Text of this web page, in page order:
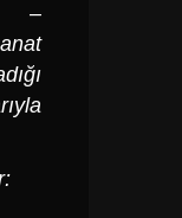
–